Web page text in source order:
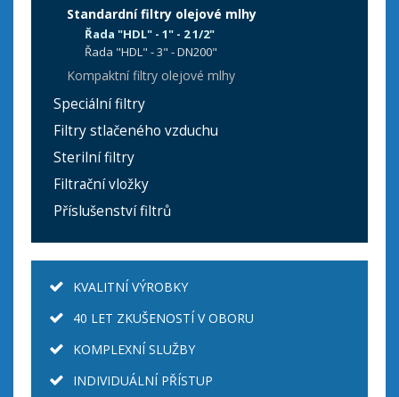
Standardní filtry olejové mlhy
Řada "HDL" - 1" - 2 1/2"
Řada "HDL" - 3" - DN200"
Kompaktní filtry olejové mlhy
Speciální filtry
Filtry stlačeného vzduchu
Sterilní filtry
Filtrační vložky
Příslušenství filtrů
KVALITNÍ VÝROBKY
40 LET ZKUŠENOSTÍ V OBORU
KOMPLEXNÍ SLUŽBY
INDIVIDUÁLNÍ PŘÍSTUP